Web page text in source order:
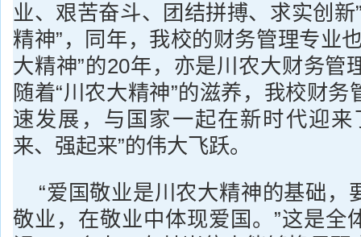
业、艰苦奋斗、团结拼搏、求实创新
精神”，同年，我校的财务管理专业
大精神”的20年，亦是川农大财务管
随着“川农大精神”的滋养，我校财
速发展，与国家一起在新时代迎来
来、强起来”的伟大飞跃。
“爱国敬业是川农大精神的基础，
敬业，在敬业中体现爱国。”这是全